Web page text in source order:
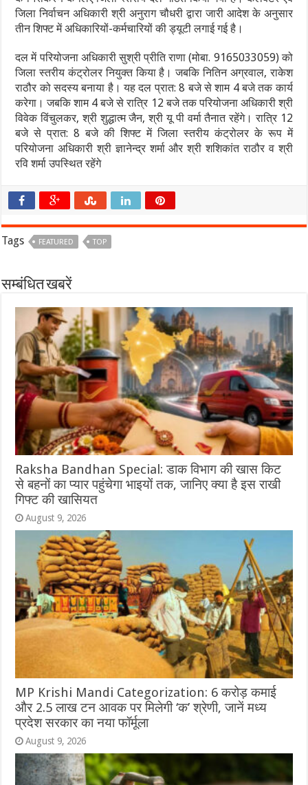
जिला निर्वाचन अधिकारी श्री अनुराग चौधरी द्वारा जारी आदेश के अनुसार
तीन शिफ्ट में अधिकारियों-कर्मचारियों की ड्यूटी लगाई गई है।
दल में परियोजना अधिकारी सुश्री प्रीति राणा (मोबा. 9165033059) को
जिला स्तरीय कंट्रोलर नियुक्त किया है। जबकि नितिन अग्रवाल, राकेश
राठौर को सदस्य बनाया है। यह दल प्रात: 8 बजे से शाम 4 बजे तक कार्य
करेगा। जबकि शाम 4 बजे से रात्रि 12 बजे तक परियोजना अधिकारी श्री
विवेक विंचुलकर, श्री शुद्धात्म जैन, श्री यू पी वर्मा तैनात रहेंगे। रात्रि 12
बजे से प्रात: 8 बजे की शिफ्ट में जिला स्तरीय कंट्रोलर के रूप में
परियोजना अधिकारी श्री ज्ञानेन्द्र शर्मा और श्री शशिकांत राठौर व श्री
रवि शर्मा उपस्थित रहेंगे
Tags FEATURED TOP
सम्बंधित खबरें
Raksha Bandhan Special: डाक विभाग की खास किट
से बहनों का प्यार पहुंचेगा भाइयों तक, जानिए क्या है इस राखी
गिफ्ट की खासियत
August 9, 2026
MP Krishi Mandi Categorization: 6 करोड़ कमाई
और 2.5 लाख टन आवक पर मिलेगी ‘क’ श्रेणी, जानें मध्य
प्रदेश सरकार का नया फॉर्मूला
August 9, 2026